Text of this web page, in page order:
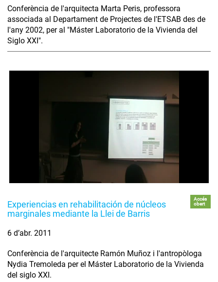
Conferència de l'arquitecta Marta Peris, professora
associada al Departament de Projectes de l'ETSAB des de
l'any 2002, per al "Máster Laboratorio de la Vivienda del
Siglo XXI".
Experiencias en rehabilitación de núcleos
marginales mediante la Llei de Barris
Accés
obert
6 d’abr. 2011
Conferència de l'arquitecte Ramón Muñoz i l'antropòloga
Nydia Tremoleda per el Máster Laboratorio de la Vivienda
del siglo XXI.